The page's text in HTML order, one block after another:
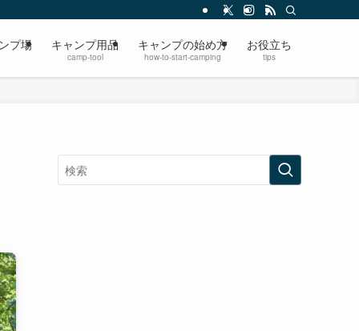
プ場 キャンプ用品
camp-tool
キャンプの始め方
how-to-start-camping
お役立ち
tips